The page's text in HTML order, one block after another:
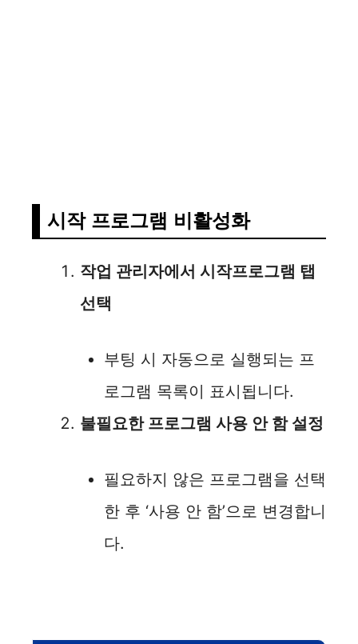
시작 프로그램 비활성화
작업 관리자에서 시작프로그램 탭
선택
부팅 시 자동으로 실행되는 프
로그램 목록이 표시됩니다.
불필요한 프로그램 사용 안 함 설정
필요하지 않은 프로그램을 선택
한 후 ‘사용 안 함’으로 변경합니
다.